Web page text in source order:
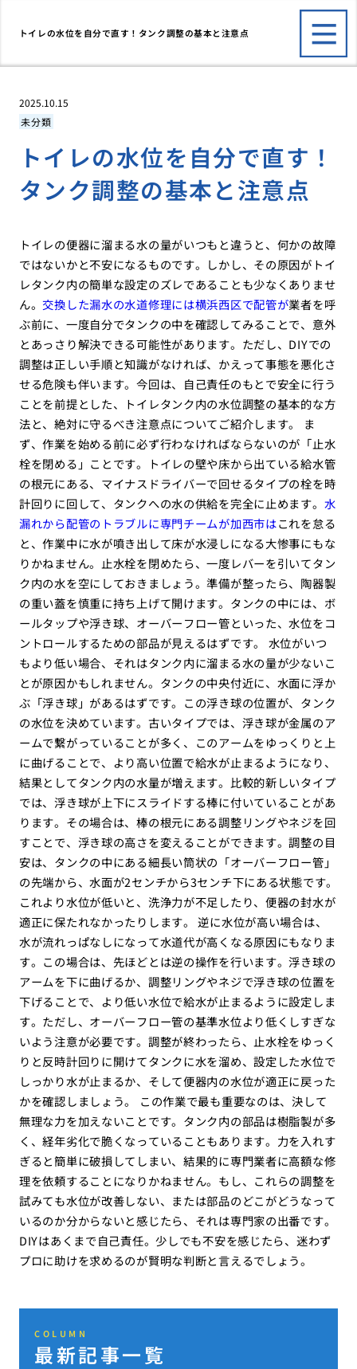
トイレの水位を自分で直す！タンク調整の基本と注意点
2025.10.15
未分類
トイレの水位を自分で直す！
タンク調整の基本と注意点
トイレの便器に溜まる水の量がいつもと違うと、何かの故障
ではないかと不安になるものです。しかし、その原因がトイ
レタンク内の簡単な設定のズレであることも少なくありませ
ん。交換した漏水の水道修理には横浜西区で配管が業者を呼
ぶ前に、一度自分でタンクの中を確認してみることで、意外
とあっさり解決できる可能性があります。ただし、DIYでの
調整は正しい手順と知識がなければ、かえって事態を悪化さ
せる危険も伴います。今回は、自己責任のもとで安全に行う
ことを前提とした、トイレタンク内の水位調整の基本的な方
法と、絶対に守るべき注意点についてご紹介します。 ま
ず、作業を始める前に必ず行わなければならないのが「止水
栓を閉める」ことです。トイレの壁や床から出ている給水管
の根元にある、マイナスドライバーで回せるタイプの栓を時
計回りに回して、タンクへの水の供給を完全に止めます。 水
漏れから配管のトラブルに専門チームが加西市はこれを怠る
と、作業中に水が噴き出して床が水浸しになる大惨事にもな
りかねません。止水栓を閉めたら、一度レバーを引いてタン
ク内の水を空にしておきましょう。準備が整ったら、陶器製
の重い蓋を慎重に持ち上げて開けます。タンクの中には、ボ
ールタップや浮き球、オーバーフロー管といった、水位をコ
ントロールするための部品が見えるはずです。 水位がいつ
もより低い場合、それはタンク内に溜まる水の量が少ないこ
とが原因かもしれません。タンクの中央付近に、水面に浮か
ぶ「浮き球」があるはずです。この浮き球の位置が、タンク
の水位を決めています。古いタイプでは、浮き球が金属のア
ームで繋がっていることが多く、このアームをゆっくりと上
に曲げることで、より高い位置で給水が止まるようになり、
結果としてタンク内の水量が増えます。比較的新しいタイプ
では、浮き球が上下にスライドする棒に付いていることがあ
ります。その場合は、棒の根元にある調整リングやネジを回
すことで、浮き球の高さを変えることができます。調整の目
安は、タンクの中にある細長い筒状の「オーバーフロー管」
の先端から、水面が2センチから3センチ下にある状態です。
これより水位が低いと、洗浄力が不足したり、便器の封水が
適正に保たれなかったりします。 逆に水位が高い場合は、
水が流れっぱなしになって水道代が高くなる原因にもなりま
す。この場合は、先ほどとは逆の操作を行います。浮き球の
アームを下に曲げるか、調整リングやネジで浮き球の位置を
下げることで、より低い水位で給水が止まるように設定しま
す。ただし、オーバーフロー管の基準水位より低くしすぎな
いよう注意が必要です。調整が終わったら、止水栓をゆっく
りと反時計回りに開けてタンクに水を溜め、設定した水位で
しっかり水が止まるか、そして便器内の水位が適正に戻った
かを確認しましょう。 この作業で最も重要なのは、決して
無理な力を加えないことです。タンク内の部品は樹脂製が多
く、経年劣化で脆くなっていることもあります。力を入れす
ぎると簡単に破損してしまい、結果的に専門業者に高額な修
理を依頼することになりかねません。もし、これらの調整を
試みても水位が改善しない、または部品のどこがどうなって
いるのか分からないと感じたら、それは専門家の出番です。
DIYはあくまで自己責任。少しでも不安を感じたら、迷わず
プロに助けを求めるのが賢明な判断と言えるでしょう。
COLUMN
最新記事一覧